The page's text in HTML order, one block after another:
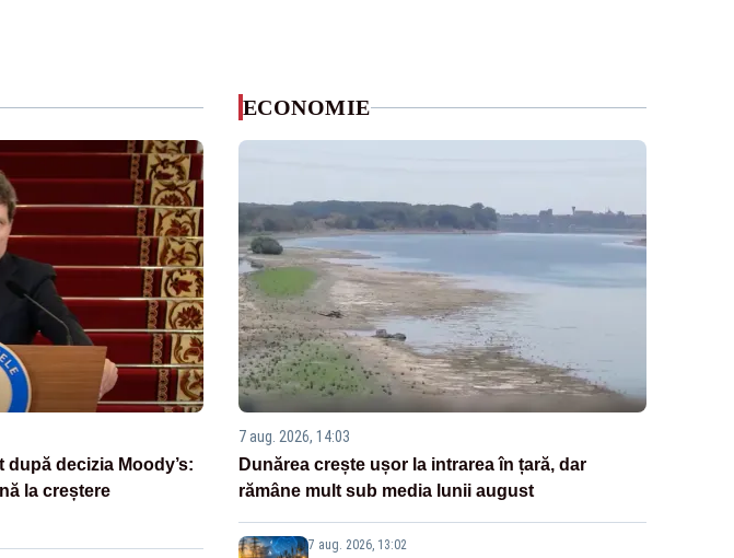
decizia Moody’s:
la creștere
ECONOMIE
7 aug. 2026, 14:03
Dunărea crește ușor la intrarea în țară, dar
rămâne mult sub media lunii august
7 aug. 2026, 13:02